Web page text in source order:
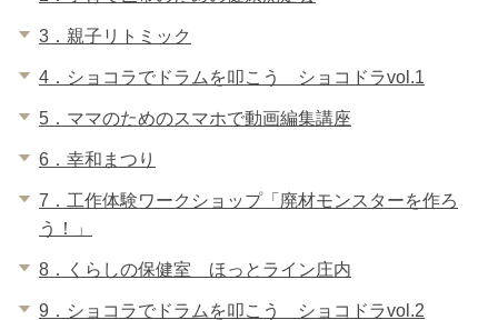
3．親子リトミック
4．ショコラでドラムを叩こう ショコドラvol.1
5．ママのためのスマホで動画編集講座
6．幸和まつり
7．工作体験ワークショップ「廃材モンスターを作ろ
う！」
8．くらしの保健室 ほっとライン庄内
9．ショコラでドラムを叩こう ショコドラvol.2